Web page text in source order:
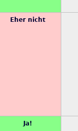
Eher nicht
Ja!